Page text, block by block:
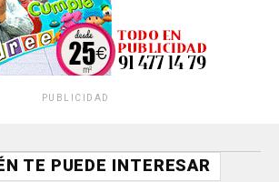
PUBLICIDAD
TE PUEDE INTERESAR